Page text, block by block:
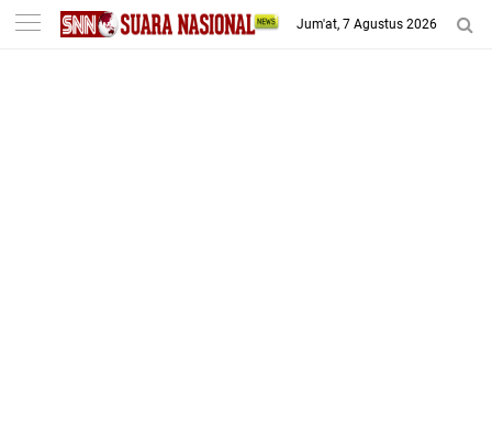
-->
Jum'at, 7 Agustus 2026